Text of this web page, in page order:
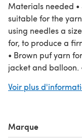
Materials needed
suitable for the
using needles a
for, to produce a
• Brown puf yarn
jacket and balloon.
White felt • Wire
Voir plus
Marque